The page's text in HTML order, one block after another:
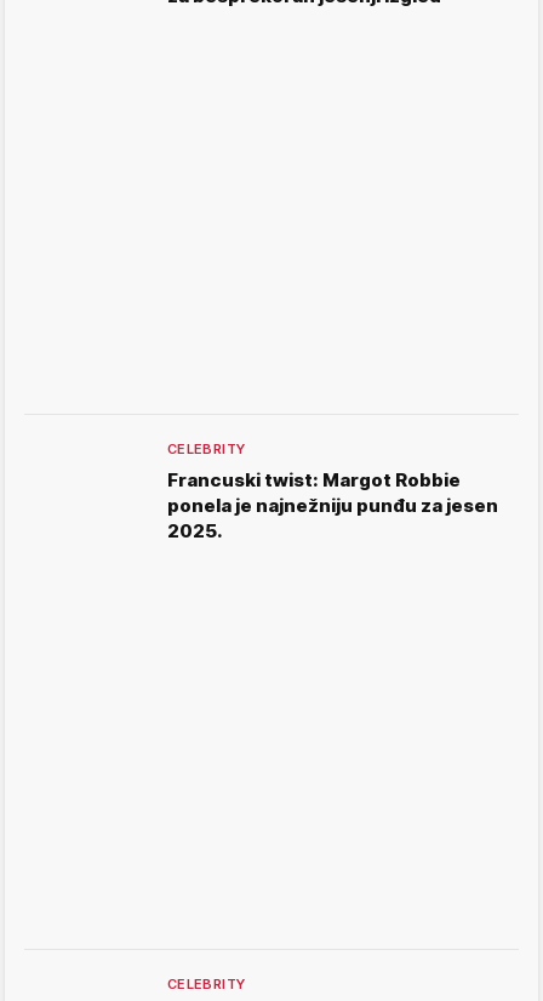
CELEBRITY
Francuski twist: Margot Robbie
ponela je najnežniju punđu za jesen
2025.
CELEBRITY